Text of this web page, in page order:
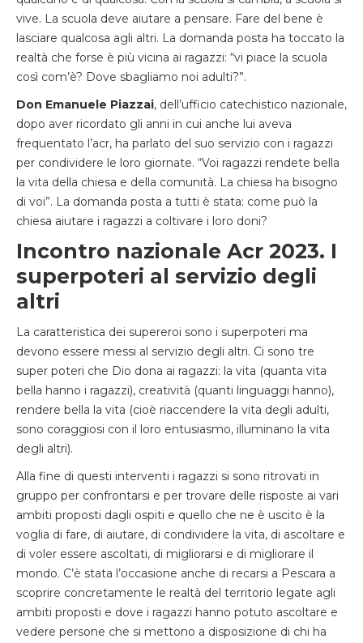
vive. La scuola deve aiutare a pensare. Fare del bene è
lasciare qualcosa agli altri. La domanda posta ha toccato la
realtà che forse è più vicina ai ragazzi: “vi piace la scuola
così com’è? Dove sbagliamo noi adulti?”.
Don Emanuele Piazzai, dell’ufficio catechistico nazionale,
dopo aver ricordato gli anni in cui anche lui aveva
frequentato l’acr, ha parlato del suo servizio con i ragazzi
per condividere le loro giornate. “Voi ragazzi rendete bella
la vita della chiesa e della comunità. La chiesa ha bisogno
di voi”. La domanda posta a tutti è stata: come può la
chiesa aiutare i ragazzi a coltivare i loro doni?
Incontro nazionale Acr 2023. I
superpoteri al servizio degli
altri
La caratteristica dei supereroi sono i superpoteri ma
devono essere messi al servizio degli altri. Ci sono tre
super poteri che Dio dona ai ragazzi: la vita (quanta vita
bella hanno i ragazzi), creatività (quanti linguaggi hanno),
rendere bella la vita (cioè riaccendere la vita degli adulti,
sono coraggiosi con il loro entusiasmo, illuminano la vita
degli altri).
Alla fine di questi interventi i ragazzi si sono ritrovati in
gruppo per confrontarsi e per trovare delle risposte ai vari
ambiti proposti dagli ospiti e quello che ne è uscito è la
voglia di fare, di aiutare, di condividere la vita, di ascoltare e
di voler essere ascoltati, di migliorarsi e di migliorare il
mondo. C’è stata l’occasione anche di recarsi a Pescara a
scoprire concretamente le realtà del territorio legate agli
ambiti proposti e dove i ragazzi hanno potuto ascoltare e
vedere persone che si mettono a disposizione di chi ha